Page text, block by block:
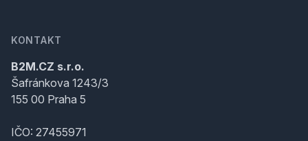
KONTAKT
B2M.CZ s.r.o.
Šafránkova 1243/3
155 00 Praha 5
IČO: 27455971